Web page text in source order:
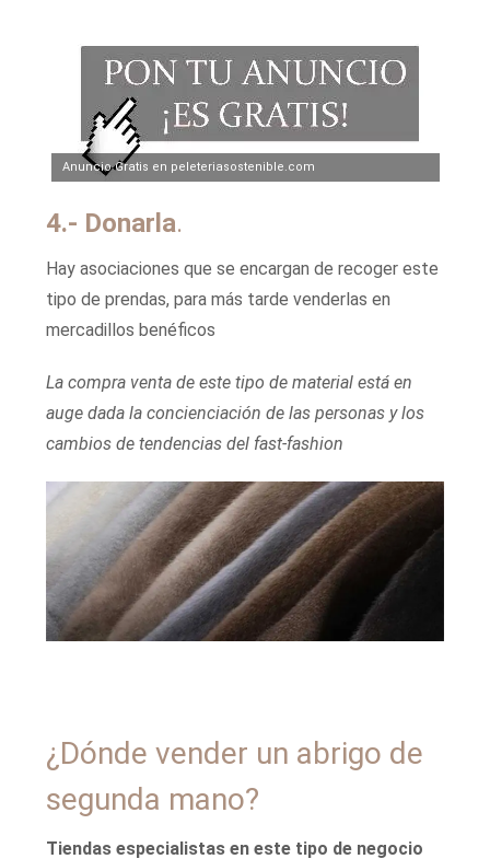
Anuncio Gratis en peleteriasostenible.com
4.- Donarla.
Hay asociaciones que se encargan de recoger este
tipo de prendas, para más tarde venderlas en
mercadillos benéficos
La compra venta de este tipo de material está en
auge dada la concienciación de las personas y los
cambios de tendencias del fast-fashion
¿Dónde vender un abrigo de
segunda mano?
Tiendas especialistas en este tipo de negocio